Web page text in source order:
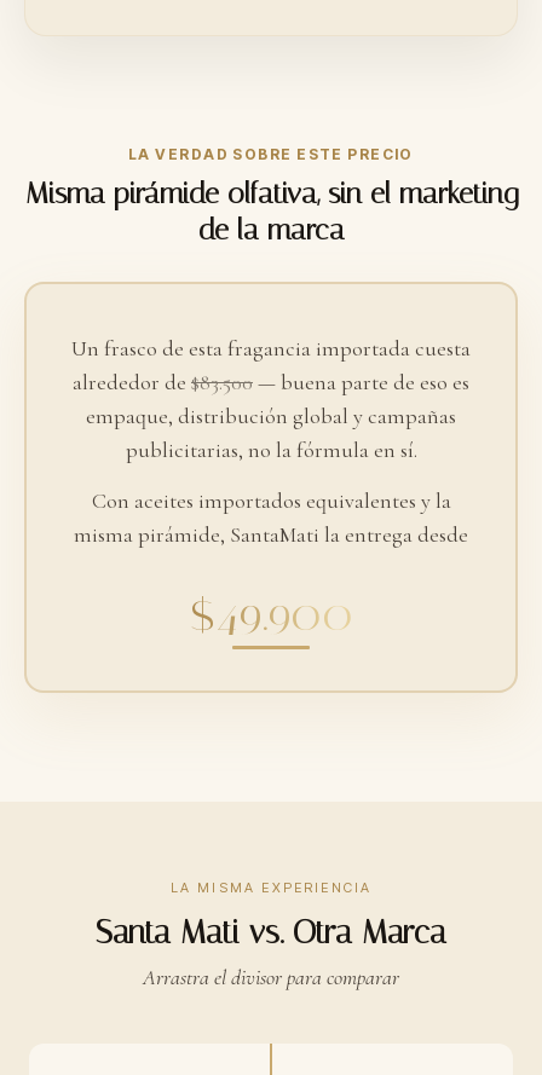
LA VERDAD SOBRE ESTE PRECIO
Misma pirámide olfativa, sin el marketing
de la marca
Un frasco de esta fragancia importada cuesta
alrededor de $83.500— buena parte de eso es
empaque, distribución global y campañas
publicitarias, no la fórmula en sí.
Con aceites importados equivalentes y la
misma pirámide, SantaMati la entrega desde
$49.900
LA MISMA EXPERIENCIA
Santa Mati vs. Otra Marca
Arrastra el divisor para comparar